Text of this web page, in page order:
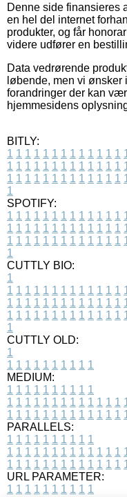
Denne side finansieres
en hel del internet
produkter, og får
videre udfører en
Data vedrørende
løbende, men vi ønsker
forandringer der kan
hjemmesidens
BITLY:
1 1 1 1 1 1 1 1 1 1 1 1 1
1 1 1 1 1 1 1 1 1 1 1 1 1
1 1 1 1 1 1 1 1 1 1 1 1 1
1
SPOTIFY:
1 1 1 1 1 1 1 1 1 1 1 1 1
1 1 1 1 1 1 1 1 1 1 1 1 1
1 1 1 1 1 1 1 1 1 1 1 1 1
1
CUTTLY BIO:
1
1 1 1 1 1 1 1 1 1 1 1 1 1
1 1 1 1 1 1 1 1 1 1 1 1 1
1 1 1 1 1 1 1 1 1 1 1 1 1
1
CUTTLY OLD:
1
1 1 1 1 1 1 1 1 1 1
MEDIUM:
1 1 1 1 1 1 1 1 1 1
1 1 1 1 1 1 1 1 1 1 1 1 1
1 1 1 1 1 1 1 1 1 1 1 1 1
PARALLELS:
1 1 1 1 1 1 1 1 1 1
1 1 1 1 1 1 1 1 1 1 1 1 1
1 1 1 1 1 1 1 1 1 1 1 1 1
URL PARAMETER:
1 1 1 1 1 1 1 1 1 1